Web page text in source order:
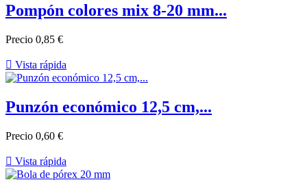
Pompón colores mix 8-20 mm...
Precio 0,85 €
 Vista rápida
Punzón económico 12,5 cm,...
Precio 0,60 €
 Vista rápida